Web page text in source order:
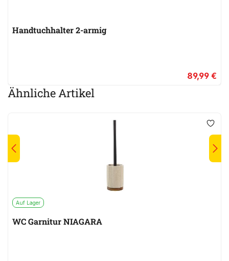
Handtuchhalter 2-armig
89,99 €
Ähnliche Artikel
Auf Lager
WC Garnitur NIAGARA